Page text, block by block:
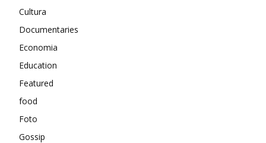
Cultura
Documentaries
Economia
Education
Featured
food
Foto
Gossip